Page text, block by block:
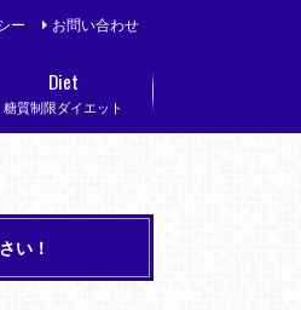
ー お問い合わせ
糖質制限ダイエット
Diet
い！